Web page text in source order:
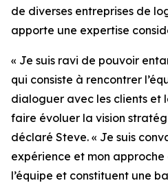
de diverses entreprises de
apporte une expertise
« Je suis ravi de pouvoir
qui consiste à rencontrer
dialoguer avec les clients et
faire évoluer la vision
déclaré Steve. « Je suis
expérience et mon
l’équipe et constituent une